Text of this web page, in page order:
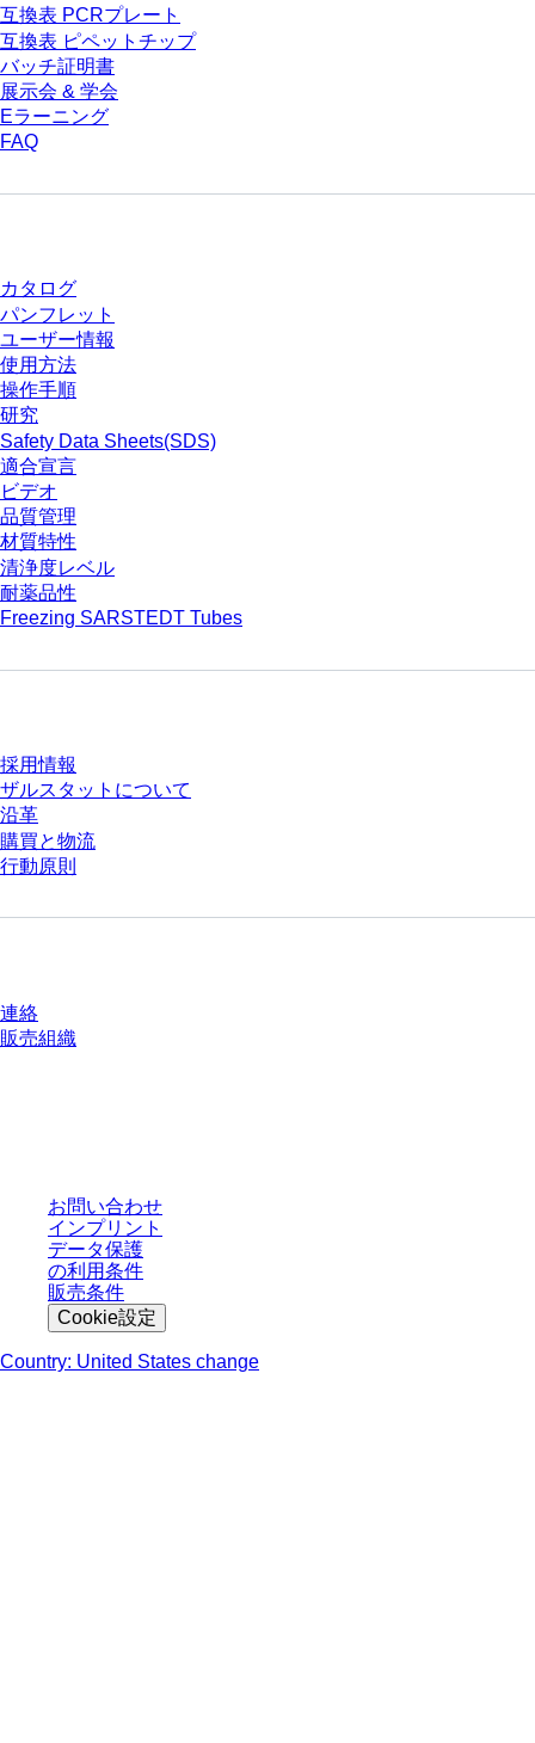
互換表 PCRプレート
互換表 ピペットチップ
バッチ証明書
展示会 & 学会
Eラーニング
FAQ
カタログ
パンフレット
ユーザー情報
使用方法
操作手順
研究
Safety Data Sheets(SDS)
適合宣言
ビデオ
品質管理
材質特性
清浄度レベル
耐薬品性
Freezing SARSTEDT Tubes
採用情報
ザルスタットについて
沿革
購買と物流
行動原則
連絡
販売組織
お問い合わせ
インプリント
データ保護
の利用条件
販売条件
Cookie設定
Country: United States change